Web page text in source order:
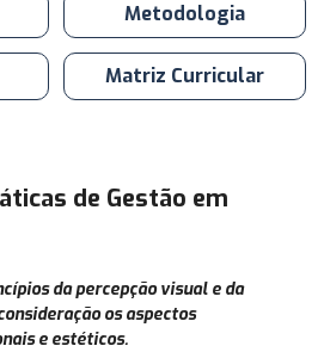
Metodologia
Matriz Curricular
de Gestão em
da percepção visual e da
os aspectos
e estéticos.